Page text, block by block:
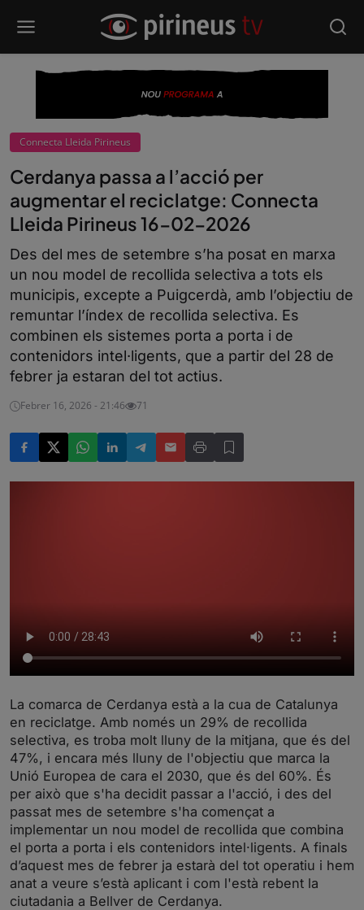
Connecta Lleida Pirineus
Cerdanya passa a l’acció per
augmentar el reciclatge: Connecta
Lleida Pirineus 16-02-2026
Des del mes de setembre s’ha posat en marxa
un nou model de recollida selectiva a tots els
municipis, excepte a Puigcerdà, amb l’objectiu de
remuntar l’índex de recollida selectiva. Es
combinen els sistemes porta a porta i de
contenidors intel·ligents, que a partir del 28 de
febrer ja estaran del tot actius.
Febrer 16, 2026 - 21:46 71
La comarca de Cerdanya està a la cua de Catalunya
en reciclatge. Amb només un 29% de recollida
selectiva, es troba molt lluny de la mitjana, que és del
47%, i encara més lluny de l'objectiu que marca la
Unió Europea de cara el 2030, que és del 60%. És
per això que s'ha decidit passar a l'acció, i des del
passat mes de setembre s'ha començat a
implementar un nou model de recollida que combina
el porta a porta i els contenidors intel·ligents. A finals
d’aquest mes de febrer ja estarà del tot operatiu i hem
anat a veure s’està aplicant i com l'està rebent la
ciutadania a Bellver de Cerdanya.